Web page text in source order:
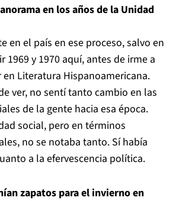
en los años de la Unidad
en el país en ese proceso, salvo en
1969 y 1970 aquí, antes de irme a
Literatura Hispanoamericana.
ver, no sentí tanto cambio en las
de la gente hacia esa época.
social, pero en términos
no se notaba tanto. Sí había
a la efervescencia política.
zapatos para el invierno en